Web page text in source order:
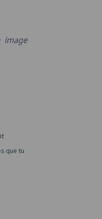
image
que tu